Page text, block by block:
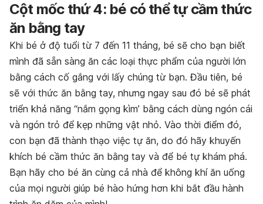
Cột mốc thứ 4: bé có thể tự cầm thức
ăn bằng tay
Khi bé ở độ tuổi từ 7 đến 11 tháng, bé sẽ cho bạn biết
mình đã sẵn sàng ăn các loại thực phẩm của người lớn
bằng cách cố gắng với lấy chúng từ bạn. Đầu tiên, bé
sẽ với thức ăn bằng tay, nhưng ngay sau đó bé sẽ phát
triển khả năng “nắm gọng kìm’ bằng cách dùng ngón cái
và ngón trỏ để kẹp những vật nhỏ. Vào thời điểm đó,
con bạn đã thành thạo việc tự ăn, do đó hãy khuyến
khích bé cầm thức ăn bằng tay và để bé tự khám phá.
Bạn hãy cho bé ăn cùng cả nhà để không khí ăn uống
của mọi người giúp bé hào hứng hơn khi bắt đầu hành